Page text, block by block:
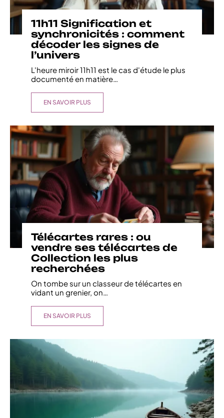
11h11 Signification et
synchronicités : comment
décoder les signes de
l’univers
L'heure miroir 11h11 est le cas d'étude le plus
documenté en matière…
EN SAVOIR PLUS
Télécartes rares : ou
vendre ses télécartes de
Collection les plus
recherchées
On tombe sur un classeur de télécartes en
vidant un grenier, on…
EN SAVOIR PLUS